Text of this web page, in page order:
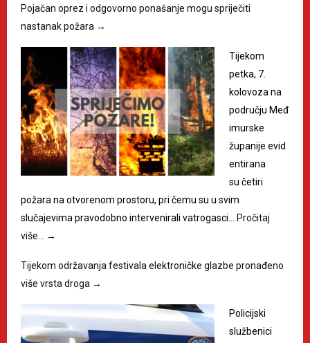
Pojačan oprez i odgovorno ponašanje mogu spriječiti
nastanak požara →
Tijekom
petka, 7.
kolovoza na
području Međ
imurske
županije evid
entirana
su četiri
požara na otvorenom prostoru, pri čemu su u svim
slučajevima pravodobno intervenirali vatrogasci…
Pročitaj
više…
→
Tijekom održavanja festivala elektroničke glazbe pronađeno
više vrsta droga →
Policijski
službenici